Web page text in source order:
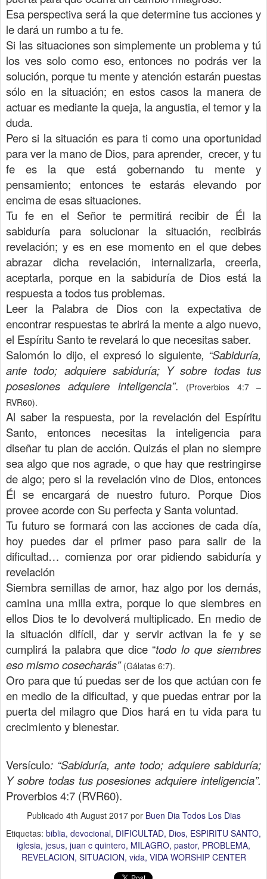
Esa perspectiva será la que determine tus acciones y
le dará un rumbo a tu fe.
Si las situaciones son simplemente un problema y tú
los ves solo como eso, entonces no podrás ver la
solución, porque tu mente y atención estarán puestas
sólo en la situación; en estos casos la manera de
actuar es mediante la queja, la angustia, el temor y la
duda.
Pero si la situación es para ti como una oportunidad
para ver la mano de Dios, para aprender, crecer, y tu
fe es la que está gobernando tu mente y
pensamiento; entonces te estarás elevando por
encima de esas situaciones.
Tu fe en el Señor te permitirá recibir de Él la
sabiduría para solucionar la situación, recibirás
revelación; y es en ese momento en el que debes
abrazar dicha revelación, internalizarla, creerla,
aceptarla, porque en la sabiduría de Dios está la
respuesta a todos tus problemas.
Leer la Palabra de Dios con la expectativa de
encontrar respuestas te abrirá la mente a algo nuevo,
el Espíritu Santo te revelará lo que necesitas saber.
Salomón lo dijo, el expresó lo siguiente, “Sabiduría,
ante todo; adquiere sabiduría; Y sobre todas tus
posesiones adquiere inteligencia”.
(Proverbios 4:7 –
RVR60).
Al saber la respuesta, por la revelación del Espíritu
Santo, entonces necesitas la inteligencia para
diseñar tu plan de acción. Quizás el plan no siempre
sea algo que nos agrade, o que hay que restringirse
de algo; pero si la revelación vino de Dios, entonces
Él se encargará de nuestro futuro. Porque Dios
provee acorde con Su perfecta y Santa voluntad.
Tu futuro se formará con las acciones de cada día,
hoy puedes dar el primer paso para salir de la
dificultad… comienza por orar pidiendo sabiduría y
revelación
Siembra semillas de amor, haz algo por los demás,
camina una milla extra, porque lo que siembres en
ellos Dios te lo devolverá multiplicado. En medio de
la situación difícil, dar y servir activan la fe y se
cumplirá la palabra que dice “todo lo que siembres
eso mismo cosecharás” (Gálatas 6:7).
Oro para que tú puedas ser de los que actúan con fe
en medio de la dificultad, y que puedas entrar por la
puerta del milagro que Dios hará en tu vida para tu
crecimiento y bienestar.
Versículo: “Sabiduría, ante todo; adquiere sabiduría;
Y sobre todas tus posesiones adquiere inteligencia”.
Proverbios 4:7 (RVR60).
Publicado 4th August 2017por Buen Dia Todos Los Dias
Etiquetas: biblia devocional DIFICULTAD Dios ESPIRITU SANTO
iglesia jesus juan c quintero MILAGRO pastor PROBLEMA
REVELACION SITUACION vida VIDA WORSHIP CENTER